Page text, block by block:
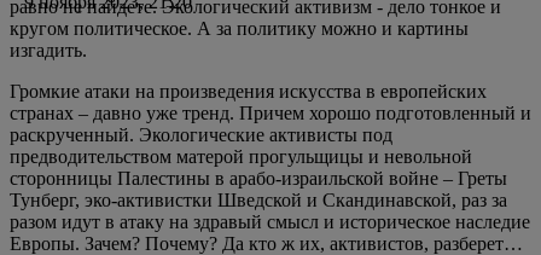
равно не найдете. Экологический активизм - дело тонкое и
кругом политическое. А за политику можно и картины
изгадить.
Громкие атаки на произведения искусства в европейских
странах – давно уже тренд. Причем хорошо подготовленный и
раскрученный. Экологические активисты под
предводительством матерой прогульщицы и невольной
сторонницы Палестины в арабо-израильской войне – Греты
Тунберг, эко-активистки Шведской и Скандинавской, раз за
разом идут в атаку на здравый смысл и историческое наследие
Европы. Зачем? Почему? Да кто ж их, активистов, разберет…